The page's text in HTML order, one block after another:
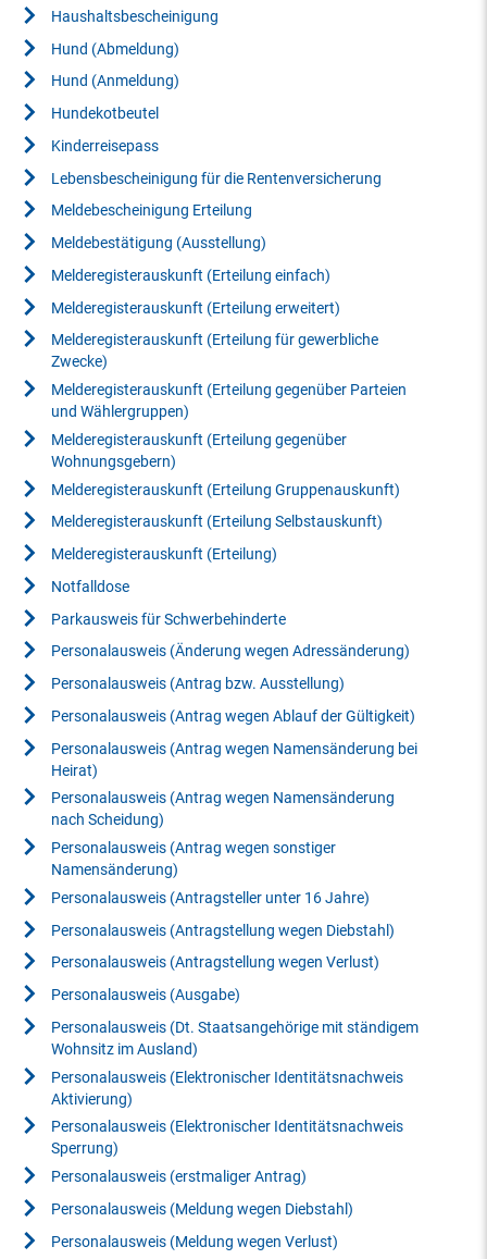
Haushaltsbescheinigung
Hund (Abmeldung)
Hund (Anmeldung)
Hundekotbeutel
Kinderreisepass
Lebensbescheinigung für die Rentenversicherung
Meldebescheinigung Erteilung
Meldebestätigung (Ausstellung)
Melderegisterauskunft (Erteilung einfach)
Melderegisterauskunft (Erteilung erweitert)
Melderegisterauskunft (Erteilung für gewerbliche
Zwecke)
Melderegisterauskunft (Erteilung gegenüber Parteien
und Wählergruppen)
Melderegisterauskunft (Erteilung gegenüber
Wohnungsgebern)
Melderegisterauskunft (Erteilung Gruppenauskunft)
Melderegisterauskunft (Erteilung Selbstauskunft)
Melderegisterauskunft (Erteilung)
Notfalldose
Parkausweis für Schwerbehinderte
Personalausweis (Änderung wegen Adressänderung)
Personalausweis (Antrag bzw. Ausstellung)
Personalausweis (Antrag wegen Ablauf der Gültigkeit)
Personalausweis (Antrag wegen Namensänderung bei
Heirat)
Personalausweis (Antrag wegen Namensänderung
nach Scheidung)
Personalausweis (Antrag wegen sonstiger
Namensänderung)
Personalausweis (Antragsteller unter 16 Jahre)
Personalausweis (Antragstellung wegen Diebstahl)
Personalausweis (Antragstellung wegen Verlust)
Personalausweis (Ausgabe)
Personalausweis (Dt. Staatsangehörige mit ständigem
Wohnsitz im Ausland)
Personalausweis (Elektronischer Identitätsnachweis
Aktivierung)
Personalausweis (Elektronischer Identitätsnachweis
Sperrung)
Personalausweis (erstmaliger Antrag)
Personalausweis (Meldung wegen Diebstahl)
Personalausweis (Meldung wegen Verlust)